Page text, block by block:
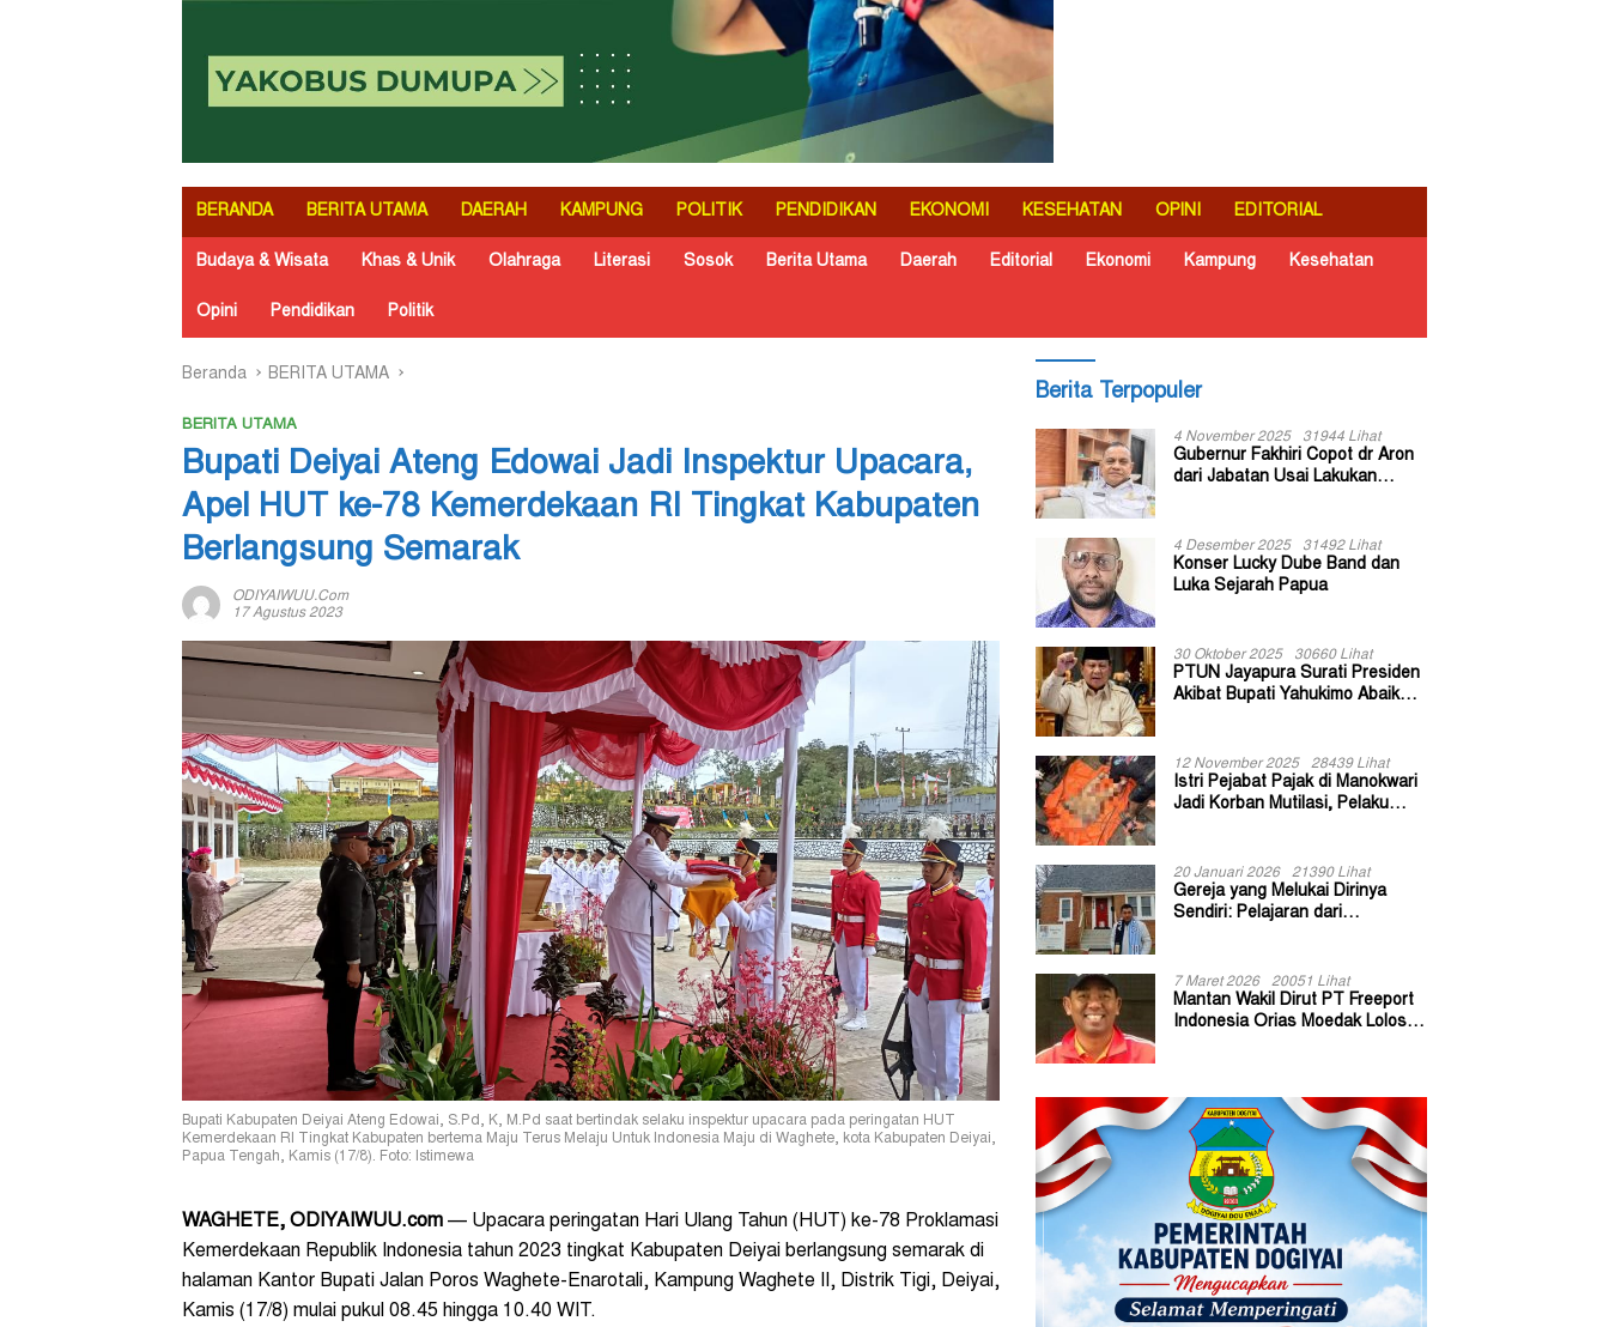
BERANDA BERITA UTAMA DAERAH KAMPUNG POLITIK PENDIDIKAN EKONOMI KESEHATAN OPINI EDITORIAL
Budaya & Wisata Khas & Unik Olahraga Literasi Sosok Berita Utama Daerah Editorial Ekonomi Kampung Kesehatan
Opini Pendidikan Politik
Beranda BERITA UTAMA
BERITA UTAMA
Bupati Deiyai Ateng Edowai Jadi Inspektur Upacara,
Apel HUT ke-78 Kemerdekaan RI Tingkat Kabupaten
Berlangsung Semarak
ODIYAIWUU.com
17 Agustus 2023
Bupati Kabupaten Deiyai Ateng Edowai, S.Pd, K, M.Pd saat bertindak selaku inspektur upacara pada peringatan HUT
Kemerdekaan RI Tingkat Kabupaten bertema Maju Terus Melaju Untuk Indonesia Maju di Waghete, kota Kabupaten Deiyai,
Papua Tengah, Kamis (17/8). Foto: Istimewa
WAGHETE, ODIYAIWUU.com — Upacara peringatan Hari Ulang Tahun (HUT) ke-78 Proklamasi
Kemerdekaan Republik Indonesia tahun 2023 tingkat Kabupaten Deiyai berlangsung semarak di
halaman Kantor Bupati Jalan Poros Waghete-Enarotali, Kampung Waghete II, Distrik Tigi, Deiyai,
Kamis (17/8) mulai pukul 08.45 hingga 10.40 WIT.
Berita Terpopuler
4 November 2025 31944 Lihat
Gubernur Fakhiri Copot dr Aron
dari Jabatan Usai Lakukan
4 Desember 2025 31492 Lihat
Konser Lucky Dube Band dan
Luka Sejarah Papua
30 Oktober 2025 30660 Lihat
PTUN Jayapura Surati Presiden
Akibat Bupati Yahukimo Abaikan
12 November 2025 28439 Lihat
Istri Pejabat Pajak di Manokwari
Jadi Korban Mutilasi, Pelaku
20 Januari 2026 21390 Lihat
Gereja yang Melukai Dirinya
Sendiri: Pelajaran dari
7 Maret 2026 20051 Lihat
Mantan Wakil Dirut PT Freeport
Indonesia Orias Moedak Lolos